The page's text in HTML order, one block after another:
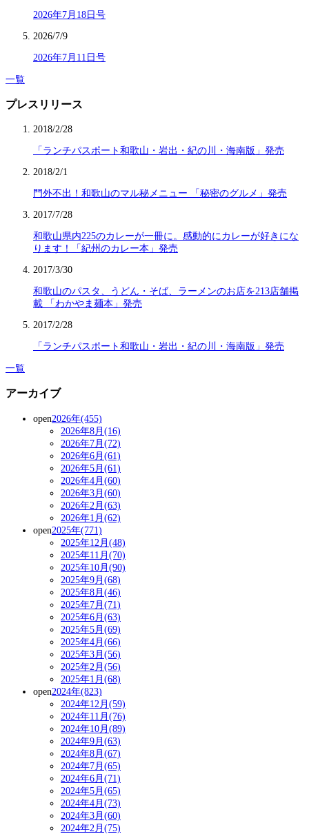
2026年7月18日号
2026/7/9
2026年7月11日号
一覧
プレスリリース
2018/2/28
「ランチパスポート和歌山・岩出・紀の川・海南版」発売
2018/2/1
門外不出！和歌山のマル秘メニュー 「秘密のグルメ」発売
2017/7/28
和歌山県内225のカレーが一冊に。感動的にカレーが好きにな
ります！「紀州のカレー本」発売
2017/3/30
和歌山のパスタ、うどん・そば、ラーメンのお店を213店舗掲
載 「わかやま麺本」発売
2017/2/28
「ランチパスポート和歌山・岩出・紀の川・海南版」発売
一覧
アーカイブ
open2026年(455)
2026年8月(16)
2026年7月(72)
2026年6月(61)
2026年5月(61)
2026年4月(60)
2026年3月(60)
2026年2月(63)
2026年1月(62)
open2025年(771)
2025年12月(48)
2025年11月(70)
2025年10月(90)
2025年9月(68)
2025年8月(46)
2025年7月(71)
2025年6月(63)
2025年5月(69)
2025年4月(66)
2025年3月(56)
2025年2月(56)
2025年1月(68)
open2024年(823)
2024年12月(59)
2024年11月(76)
2024年10月(89)
2024年9月(63)
2024年8月(67)
2024年7月(65)
2024年6月(71)
2024年5月(65)
2024年4月(73)
2024年3月(60)
2024年2月(75)